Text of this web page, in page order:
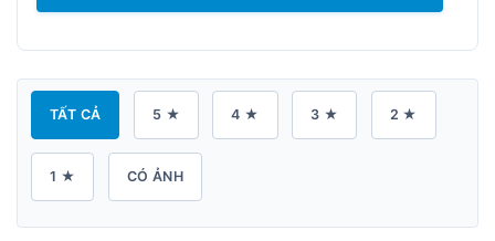
TẤT CẢ 5 ★ 4 ★ 3 ★ 2 ★
1 ★ CÓ ẢNH